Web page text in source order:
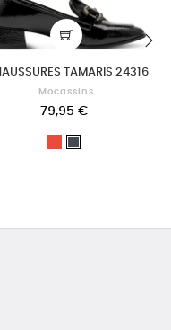
TAMARIS 24316
Mocassins
79,95 €
›